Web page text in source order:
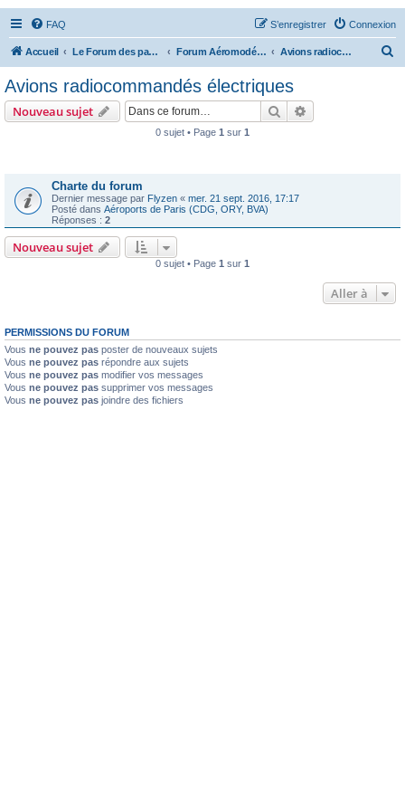
FAQ Connexion
S’enregistrer
Accueil Le Forum des passionnés d'aviation Forum Aéromodélisme Avions radiocommandés électriques
Avions radiocommandés électriques
Nouveau sujet Rechercher
0 sujet • Page 1 sur 1
Charte du forum
Dernier message par Flyzen « mer. 21 sept. 2016, 17:17
Posté dans Aéroports de Paris (CDG, ORY, BVA)
Réponses : 2
Nouveau sujet
0 sujet • Page 1 sur 1
Aller à
PERMISSIONS DU FORUM
Vous ne pouvez pas poster de nouveaux sujets
Vous ne pouvez pas répondre aux sujets
Vous ne pouvez pas modifier vos messages
Vous ne pouvez pas supprimer vos messages
Vous ne pouvez pas joindre des fichiers